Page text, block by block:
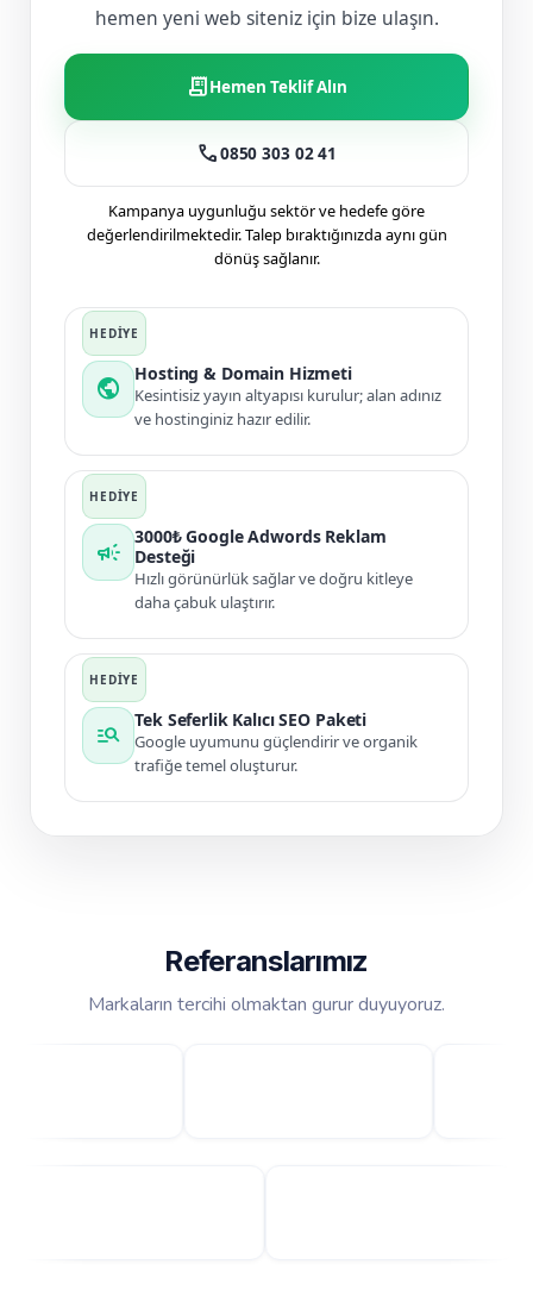
hemen yeni web siteniz için bize ulaşın.
receipt_longHemen Teklif Alın
call0850 303 02 41
Kampanya uygunluğu sektör ve hedefe göre
değerlendirilmektedir. Talep bıraktığınızda aynı gün
dönüş sağlanır.
public
Hosting & Domain Hizmeti
Kesintisiz yayın altyapısı kurulur; alan adınız
ve hostinginiz hazır edilir.
campaign
3000₺ Google Adwords Reklam
Desteği
Hızlı görünürlük sağlar ve doğru kitleye
daha çabuk ulaştırır.
manage_search
Tek Seferlik Kalıcı SEO Paketi
Google uyumunu güçlendirir ve organik
trafiğe temel oluşturur.
Referanslarımız
Markaların tercihi olmaktan gurur duyuyoruz.